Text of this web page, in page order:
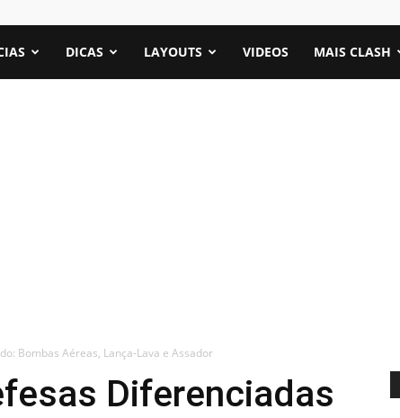
DICAS LAYOUTS VIDEOS MAIS CLASH
Bombas Aéreas, Lança-Lava e Assador
Diferenciadas